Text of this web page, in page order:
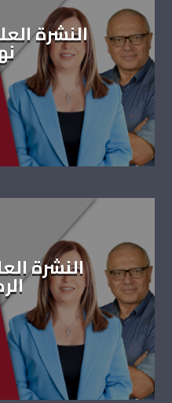
النشرة
النشرة